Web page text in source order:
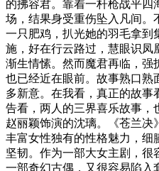
的拂容君。靠着一杆枪战平四
场，结果身受重伤坠入凡间。
一只肥鸡，扒光她的羽毛拿到
施，好在行云路过，慧眼识凤
渐生情愫。然而魔君再临，强
也已经近在眼前。故事熟口熟
多新意。在我看，真正的故事
告看，两人的三界喜乐故事，
赵丽颖饰演的沈璃。《苍兰决
丰富女性独有的性格魅力，细
坚韧。作为一部大女主剧，很
一部奇幻古偶，又很容易陷入